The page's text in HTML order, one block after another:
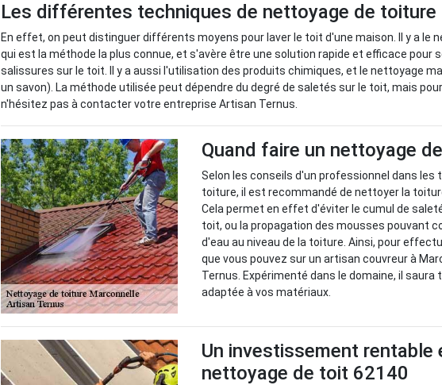
Les différentes techniques de nettoyage de toiture
En effet, on peut distinguer différents moyens pour laver le toit d'une maison. Il y a le
qui est la méthode la plus connue, et s'avère être une solution rapide et efficace pour
salissures sur le toit. Il y a aussi l'utilisation des produits chimiques, et le nettoyage
un savon). La méthode utilisée peut dépendre du degré de saletés sur le toit, mais
n'hésitez pas à contacter votre entreprise Artisan Ternus.
Quand faire un nettoyage
Selon les conseils d'un professionnel dans les
toiture, il est recommandé de nettoyer la
Cela permet en effet d'éviter le cumul de
toit, ou la propagation des mousses pouvant
d'eau au niveau de la toiture. Ainsi, pour
que vous pouvez sur un artisan couvreur à
Ternus. Expérimenté dans le domaine, il saura
adaptée à vos matériaux.
Un investissement rentable
nettoyage de toit 62140